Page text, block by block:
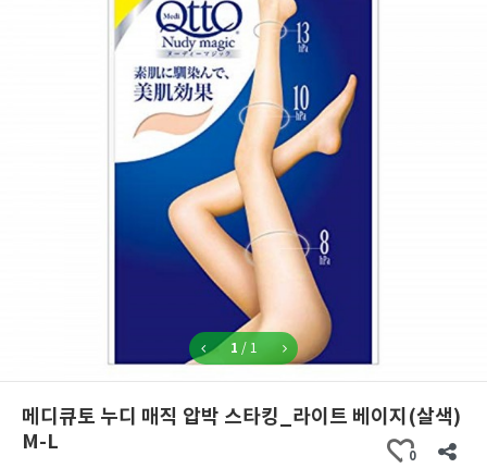
1 / 1
메디큐토 누디 매직 압박 스타킹_라이트 베이지(살색)
M-L
0